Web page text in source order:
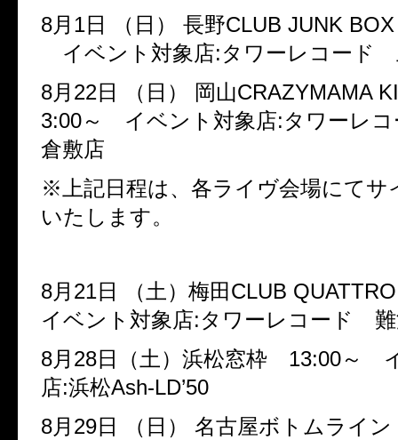
8月 1日 （日） 長野CLUB JUNK BOX
イベント対象店:タワーレコード
8月 22日 （日） 岡山CRAZYMAMA
3:00～ イベント対象店:タワーレ
倉敷店
※上記日程は、各ライヴ会場にてサ
いたします。
8月 21日 （土）梅田 CLUB QUATTRO
イベント対象店:タワーレコード 難
8月 28日（土）浜松窓枠 13:00～
店:浜松Ash-LD’50
8月 29日 （日）
名古屋ボトムライ